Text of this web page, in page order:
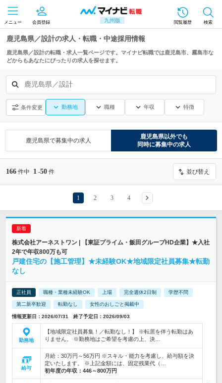
九州版
メニュー 会員登録 閲覧履歴 検索
鹿児島県／設計の求人・転職・中途採用情報
鹿児島県／設計の転職・求人一覧ページです。マイナビ転職では鹿児島市、霧島市な
どからもあなたにぴったりの求人を探せます。
鹿児島県／設計
条件変更 勤務地 職種 年収 特徴
鹿児島県で募集中の求人
鹿児島県以外でも
同時に募集中の求人
166 件中 1 -50 件 並び替え
1 2 3 4
株式会社アーネストワン | 【東証プライム・飯田グループHD企業】★入社
2年で年収800万も可
戸建住宅の【施工管理】★未経験OK★地域限定社員募集★転勤
なし
正社員 職種・業種未経験OK 上場 完全週休2日制 学歴不問
第二新卒歓迎 転勤なし 女性のおしごと掲載中
情報更新日：2026/07/31 終了予定日：2026/09/03
勤務地
【地域限定社員募集！／転勤なし！】 ※転居を伴う転勤はあ
りません。 ※勤務地はご希望を考慮の上、決…
給与
月給：30万円～56万円 ※スキル・能力を考慮し、給与額を決
定いたします。 ※上記金額には、固定残業代（…
初年度の年収： 446～800万円